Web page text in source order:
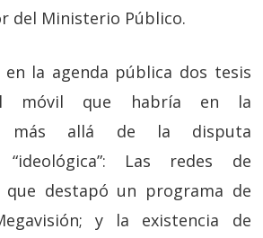
del Ministerio Público.
en la agenda pública dos tesis
al móvil que habría en la
más allá de la disputa
“ideológica”: Las redes de
que destapó un programa de
y la existencia de